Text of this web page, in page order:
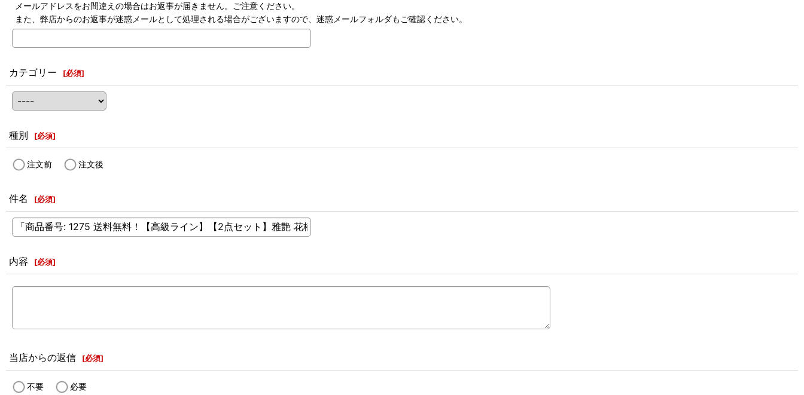
メールアドレスをお間違えの場合はお返事が届きません。ご注意ください。
また、弊店からのお返事が迷惑メールとして処理される場合がございますので、迷惑メールフォルダもご確認ください。
カテゴリー [必須]
種別 [必須]
注文前 注文後
件名 [必須]
内容 [必須]
当店からの返信 [必須]
不要 必要